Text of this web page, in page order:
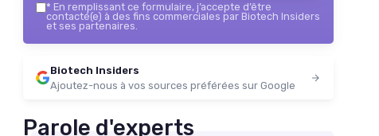
* En remplissant ce formulaire, j’accepte d’être
contacté(e) à des fins commerciales par Biotech Insiders
et ses partenaires.
Biotech Insiders
Ajoutez-nous à vos sources préférées sur Google
Parole d'experts